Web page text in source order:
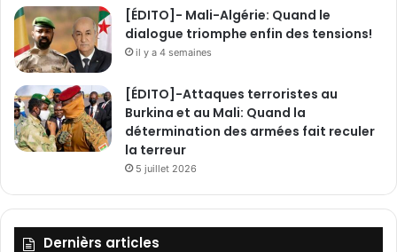
[ÉDITO]- Mali-Algérie: Quand le
dialogue triomphe enfin des tensions!
il y a 4 semaines
[ÉDITO]-Attaques terroristes au
Burkina et au Mali: Quand la
détermination des armées fait reculer
la terreur
5 juillet 2026
Dernièrs articles